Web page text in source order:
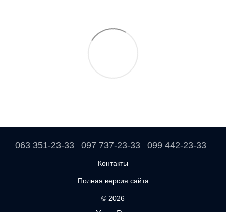
063 351-23-33 097 737-23-33 099 442-23-33
Контакты
Полная версия сайта
© 2026